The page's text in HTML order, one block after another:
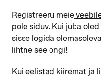
Registreeru meie
pole siduv. Kui juba
sisse logida
lihtne see ongi!
Kui eelistad kiiremat ja